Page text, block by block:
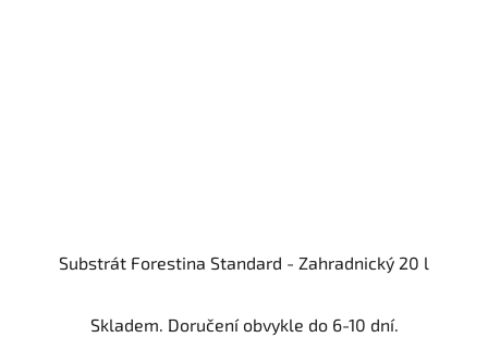
Substrát Forestina Standard - Zahradnický 20 l
Skladem. Doručení obvykle do 6-10 dní.